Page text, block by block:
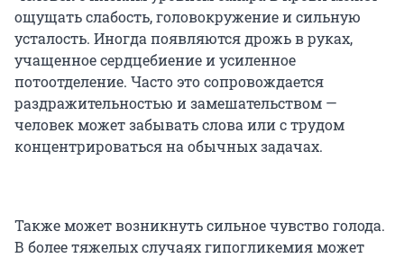
ощущать слабость, головокружение и сильную
усталость. Иногда появляются дрожь в руках,
учащенное сердцебиение и усиленное
потоотделение. Часто это сопровождается
раздражительностью и замешательством —
человек может забывать слова или с трудом
концентрироваться на обычных задачах.
Также может возникнуть сильное чувство голода.
В более тяжелых случаях гипогликемия может